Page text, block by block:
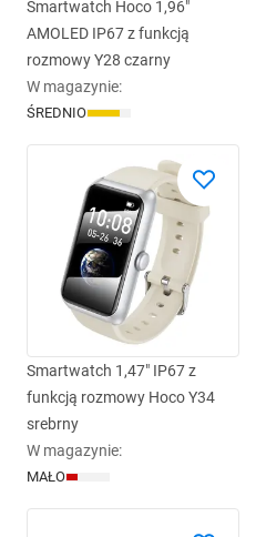
Smartwatch Hoco 1,96"
AMOLED IP67 z funkcją
rozmowy Y28 czarny
W magazynie:
ŚREDNIO
Smartwatch 1,47" IP67 z
funkcją rozmowy Hoco Y34
srebrny
W magazynie:
MAŁO